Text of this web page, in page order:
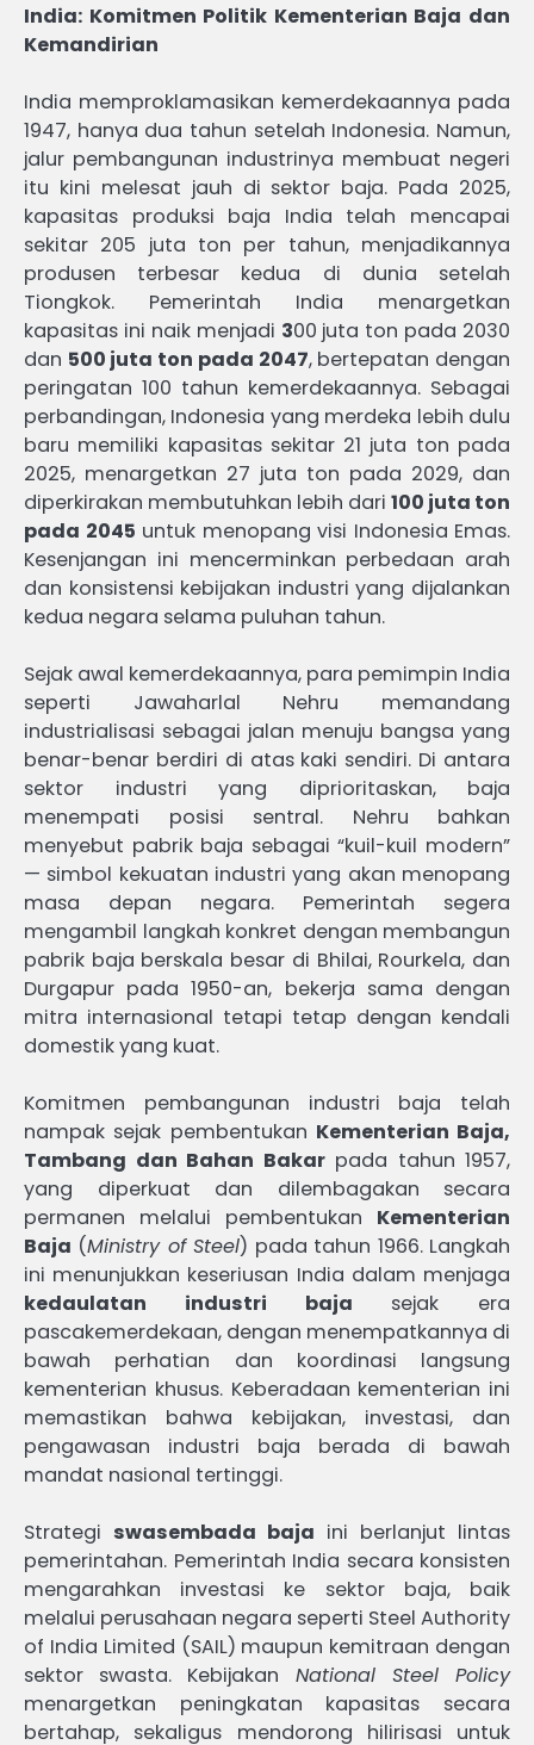
India: Komitmen Politik Kementerian Baja dan
Kemandirian
India memproklamasikan kemerdekaannya pada
1947, hanya dua tahun setelah Indonesia. Namun,
jalur pembangunan industrinya membuat negeri
itu kini melesat jauh di sektor baja. Pada 2025,
kapasitas produksi baja India telah mencapai
sekitar 205 juta ton per tahun, menjadikannya
produsen terbesar kedua di dunia setelah
Tiongkok. Pemerintah India menargetkan
kapasitas ini naik menjadi 300 juta ton pada 2030
dan 500 juta ton pada 2047, bertepatan dengan
peringatan 100 tahun kemerdekaannya. Sebagai
perbandingan, Indonesia yang merdeka lebih dulu
baru memiliki kapasitas sekitar 21 juta ton pada
2025, menargetkan 27 juta ton pada 2029, dan
diperkirakan membutuhkan lebih dari 100 juta ton
pada 2045 untuk menopang visi Indonesia Emas.
Kesenjangan ini mencerminkan perbedaan arah
dan konsistensi kebijakan industri yang dijalankan
kedua negara selama puluhan tahun.
Sejak awal kemerdekaannya, para pemimpin India
seperti Jawaharlal Nehru memandang
industrialisasi sebagai jalan menuju bangsa yang
benar-benar berdiri di atas kaki sendiri. Di antara
sektor industri yang diprioritaskan, baja
menempati posisi sentral. Nehru bahkan
menyebut pabrik baja sebagai “kuil-kuil modern”
— simbol kekuatan industri yang akan menopang
masa depan negara. Pemerintah segera
mengambil langkah konkret dengan membangun
pabrik baja berskala besar di Bhilai, Rourkela, dan
Durgapur pada 1950-an, bekerja sama dengan
mitra internasional tetapi tetap dengan kendali
domestik yang kuat.
Komitmen pembangunan industri baja telah
nampak sejak pembentukan Kementerian Baja,
Tambang dan Bahan Bakarpada tahun 1957,
yang diperkuat dan dilembagakan secara
permanen melalui pembentukan Kementerian
Baja (Ministry of Steel) pada tahun 1966. Langkah
ini menunjukkan keseriusan India dalam menjaga
kedaulatan industri baja sejak era
pascakemerdekaan, dengan menempatkannya di
bawah perhatian dan koordinasi langsung
kementerian khusus. Keberadaan kementerian ini
memastikan bahwa kebijakan, investasi, dan
pengawasan industri baja berada di bawah
mandat nasional tertinggi.
Strategi swasembada baja ini berlanjut lintas
pemerintahan. Pemerintah India secara konsisten
mengarahkan investasi ke sektor baja, baik
melalui perusahaan negara seperti Steel Authority
of India Limited (SAIL) maupun kemitraan dengan
sektor swasta. Kebijakan National Steel Policy
menargetkan peningkatan kapasitas secara
bertahap, sekaligus mendorong hilirisasi untuk